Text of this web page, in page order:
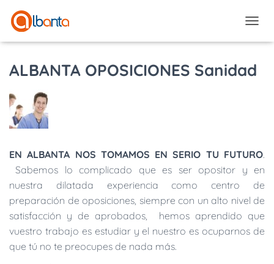
ALBANTA OPOSICIONES Sanidad
EN ALBANTA NOS TOMAMOS EN SERIO TU FUTURO.
Sabemos lo complicado que es ser opositor y en
nuestra dilatada experiencia como centro de
preparación de oposiciones, siempre con un alto nivel de
satisfacción y de aprobados, hemos aprendido que
vuestro trabajo es estudiar y el nuestro es ocuparnos de
que tú no te preocupes de nada más.